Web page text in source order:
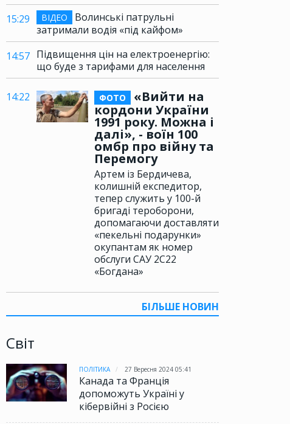
15:29
ВІДЕО
Волинські патрульні
затримали водія «під кайфом»
14:57 Підвищення цін на електроенергію:
що буде з тарифами для населення
14:22 ФОТО
«Вийти на
кордони України
1991 року. Можна і
далі», - воїн 100
омбр про війну та
Перемогу
Артем із Бердичева,
колишній експедитор,
тепер служить у 100-й
бригаді тероборони,
допомагаючи доставляти
«пекельні подарунки»
окупантам як номер
обслуги САУ 2С22
«Богдана»
БІЛЬШЕ НОВИН
Світ
ПОЛІТИКА 27 Вересня 2024 05:41
Канада та Франція
допоможуть Україні у
кібервійні з Росією